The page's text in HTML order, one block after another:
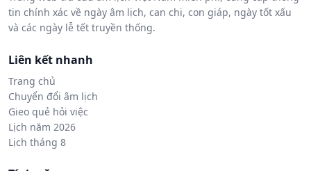
tin chính xác về ngày âm lịch, can chi, con giáp, ngày tốt xấu
và các ngày lễ tết truyền thống.
Liên kết nhanh
Trang chủ
Chuyển đổi âm lịch
Gieo quẻ hỏi việc
Lịch năm 2026
Lịch tháng 8